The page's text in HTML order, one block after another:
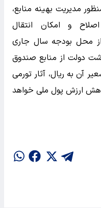
مدیریت بهینه منابع،
و امکان انتقال
محل بودجه سال جاری
دولت از منابع صندوق
آن به ریال، آثار تورمی
ارزش پول ملی خواهد